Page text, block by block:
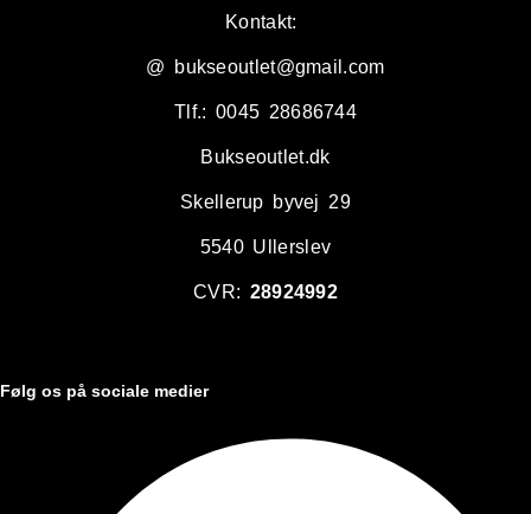
Kontakt:
@ bukseoutlet@gmail.com
Tlf.: 0045 28686744
Bukseoutlet.dk
Skellerup byvej 29
5540 Ullerslev
CVR: 28924992
Følg os på sociale medier